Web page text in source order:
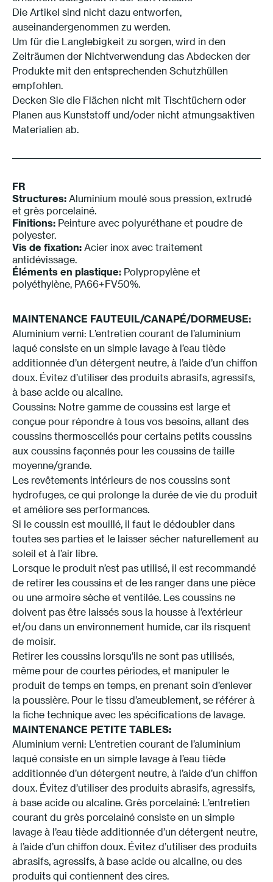
Die Artikel sind nicht dazu entworfen,
auseinandergenommen zu werden.
Um für die Langlebigkeit zu sorgen, wird in den
Zeiträumen der Nichtverwendung das Abdecken der
Produkte mit den entsprechenden Schutzhüllen
empfohlen.
Decken Sie die Flächen nicht mit Tischtüchern oder
Planen aus Kunststoff und/oder nicht atmungsaktiven
Materialien ab.
FR
Structures: Aluminium moulé sous pression, extrudé
et grès porcelainé.
Finitions: Peinture avec polyuréthane et poudre de
polyester.
Vis de fixation: Acier inox avec traitement
antidévissage.
Éléments en plastique: Polypropylène et
polyéthylène, PA66+FV50%.
MAINTENANCE FAUTEUIL/CANAPÉ/DORMEUSE:
Aluminium verni: L’entretien courant de l’aluminium
laqué consiste en un simple lavage à l’eau tiède
additionnée d’un détergent neutre, à l’aide d’un chiffon
doux. Évitez d’utiliser des produits abrasifs, agressifs,
à base acide ou alcaline.
Coussins: Notre gamme de coussins est large et
conçue pour répondre à tous vos besoins, allant des
coussins thermoscellés pour certains petits coussins
aux coussins façonnés pour les coussins de taille
moyenne/grande.
Les revêtements intérieurs de nos coussins sont
hydrofuges, ce qui prolonge la durée de vie du produit
et améliore ses performances.
Si le coussin est mouillé, il faut le dédoubler dans
toutes ses parties et le laisser sécher naturellement au
soleil et à l’air libre.
Lorsque le produit n’est pas utilisé, il est recommandé
de retirer les coussins et de les ranger dans une pièce
ou une armoire sèche et ventilée. Les coussins ne
doivent pas être laissés sous la housse à l’extérieur
et/ou dans un environnement humide, car ils risquent
de moisir.
Retirer les coussins lorsqu’ils ne sont pas utilisés,
même pour de courtes périodes, et manipuler le
produit de temps en temps, en prenant soin d’enlever
la poussière. Pour le tissu d’ameublement, se référer à
la fiche technique avec les spécifications de lavage.
MAINTENANCE PETITE TABLES:
Aluminium verni: L’entretien courant de l’aluminium
laqué consiste en un simple lavage à l’eau tiède
additionnée d’un détergent neutre, à l’aide d’un chiffon
doux. Évitez d’utiliser des produits abrasifs, agressifs,
à base acide ou alcaline. Grès porcelainé: L’entretien
courant du grès porcelainé consiste en un simple
lavage à l’eau tiède additionnée d’un détergent neutre,
à l’aide d’un chiffon doux. Évitez d’utiliser des produits
abrasifs, agressifs, à base acide ou alcaline, ou des
produits qui contiennent des cires.